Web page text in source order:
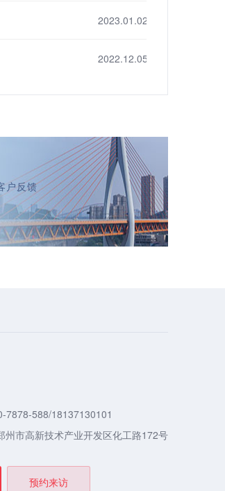
2023.01.02
2022.12.05
户反馈
7878-588/18137130101
州市高新技术产业开发区化工路172号
预约来访